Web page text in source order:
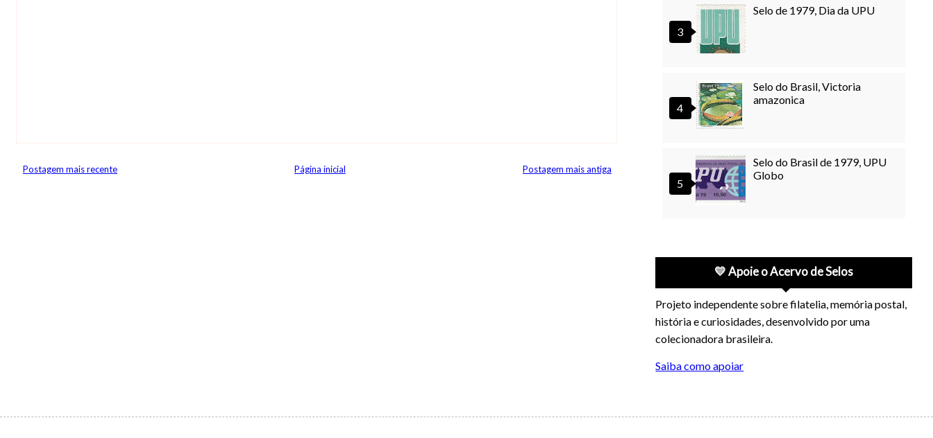
Postagem mais recente Postagem mais antiga
Página inicial
Selo de 1979, Dia da UPU
Selo do Brasil, Victoria
amazonica
Selo do Brasil de 1979, UPU
Globo
💛 Apoie o Acervo de Selos
Projeto independente sobre filatelia, memória postal,
história e curiosidades, desenvolvido por uma
colecionadora brasileira.
Saiba como apoiar